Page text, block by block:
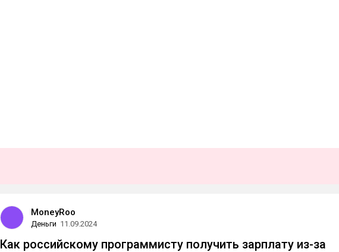
MoneyRoo
Деньги 11.09.2024
Как российскому программисту получить зарплату из-за